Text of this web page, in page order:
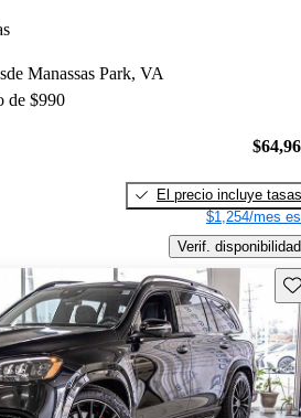
Manassas Park, VA
de $990
El precio incluye tasas
$1,254/mes
Verif. disponibilidad